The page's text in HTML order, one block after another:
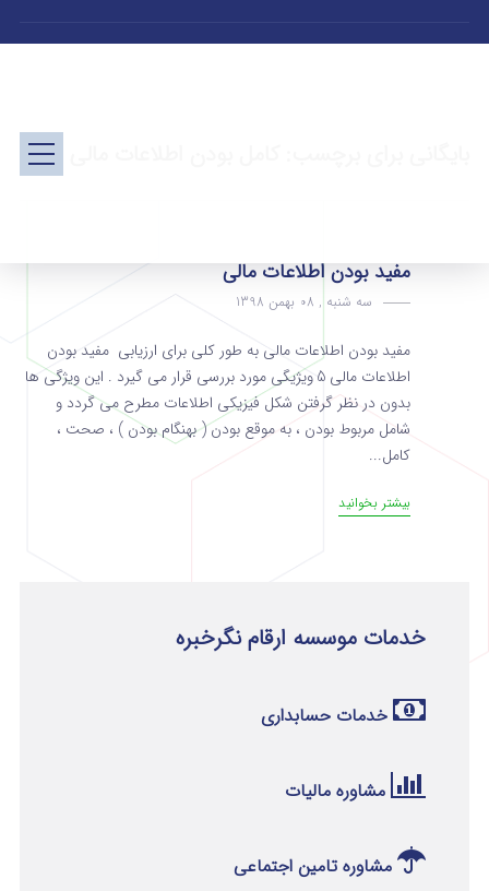
مفید بودن اطلاعات مالی
سه شنبه , 08 بهمن 1398
مفید بودن اطلاعات مالی به طور کلی برای ارزیابی مفید بودن
اطلاعات مالی 5 ویژیگی مورد بررسی قرار می گیرد . این ویژگی ها
بدون در نظر گرفتن شکل فیزیکی اطلاعات مطرح می گردد و
شامل مربوط بودن ، به موقع بودن ( بهنگام بودن ) ، صحت ،
کامل...
بیشتر بخوانید
خدمات موسسه ارقام نگرخبره
خدمات حسابداری
مشاوره مالیات
مشاوره تامین اجتماعی